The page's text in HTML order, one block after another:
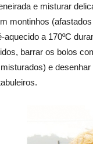
e misturar
montinhos
aquecido a 170ºC
barrar os bolos
e desenhar